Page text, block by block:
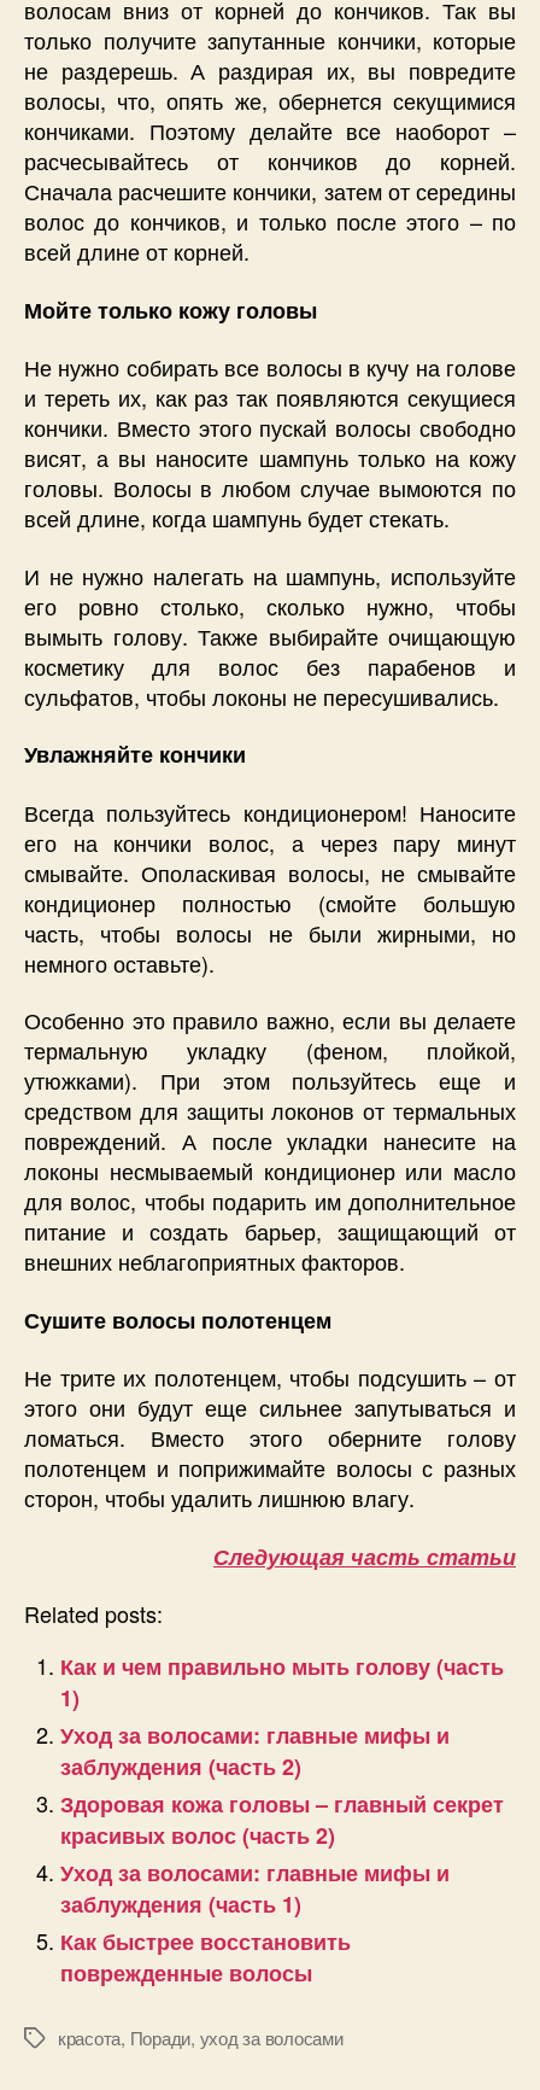
волосам вниз от корней до кончиков. Так вы
только получите запутанные кончики, которые
не раздерешь. А раздирая их, вы повредите
волосы, что, опять же, обернется секущимися
кончиками. Поэтому делайте все наоборот –
расчесывайтесь от кончиков до корней.
Сначала расчешите кончики, затем от середины
волос до кончиков, и только после этого – по
всей длине от корней.
Мойте только кожу головы
Не нужно собирать все волосы в кучу на голове
и тереть их, как раз так появляются секущиеся
кончики. Вместо этого пускай волосы свободно
висят, а вы наносите шампунь только на кожу
головы. Волосы в любом случае вымоются по
всей длине, когда шампунь будет стекать.
И не нужно налегать на шампунь, используйте
его ровно столько, сколько нужно, чтобы
вымыть голову. Также выбирайте очищающую
косметику для волос без парабенов и
сульфатов, чтобы локоны не пересушивались.
Увлажняйте кончики
Всегда пользуйтесь кондиционером! Наносите
его на кончики волос, а через пару минут
смывайте. Ополаскивая волосы, не смывайте
кондиционер полностью (смойте большую
часть, чтобы волосы не были жирными, но
немного оставьте).
Особенно это правило важно, если вы делаете
термальную укладку (феном, плойкой,
утюжками). При этом пользуйтесь еще и
средством для защиты локонов от термальных
повреждений. А после укладки нанесите на
локоны несмываемый кондиционер или масло
для волос, чтобы подарить им дополнительное
питание и создать барьер, защищающий от
внешних неблагоприятных факторов.
Сушите волосы полотенцем
Не трите их полотенцем, чтобы подсушить – от
этого они будут еще сильнее запутываться и
ломаться. Вместо этого оберните голову
полотенцем и поприжимайте волосы с разных
сторон, чтобы удалить лишнюю влагу.
Следующая часть статьи
Related posts:
Как и чем правильно мыть голову (часть
1)
Уход за волосами: главные мифы и
заблуждения (часть 2)
Здоровая кожа головы – главный секрет
красивых волос (часть 2)
Уход за волосами: главные мифы и
заблуждения (часть 1)
Как быстрее восстановить
поврежденные волосы
Позначки
красота, Поради, уход за волосами